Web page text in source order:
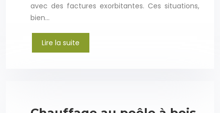
avec des factures exorbitantes. Ces situations,
bien…
Lire la suite